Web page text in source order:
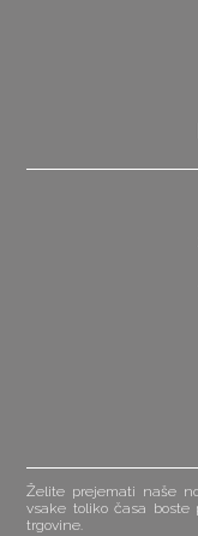
Želite prejemati naše
vsake toliko časa
trgovine.